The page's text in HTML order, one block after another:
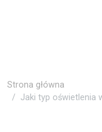
Strona główna
Jaki typ oświetlenia